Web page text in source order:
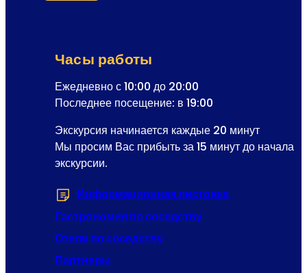
Часы работы
Ежедневно с 10:00 до 20:00
Последнее посещение: в 19:00
Экскурсия начинается каждые 20 минут
Мы просим Вас прибыть за 15 минут до начала
экскурсии.
Информационная листовка
Гастрономия по соседству
Отели по соседству
Партнеры